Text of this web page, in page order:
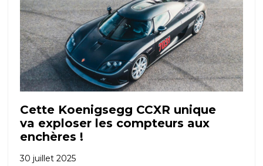
Cette Koenigsegg CCXR unique
va exploser les compteurs aux
enchères !
30 juillet 2025